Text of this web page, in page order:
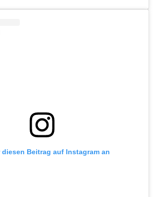
diesen Beitrag auf Instagram an